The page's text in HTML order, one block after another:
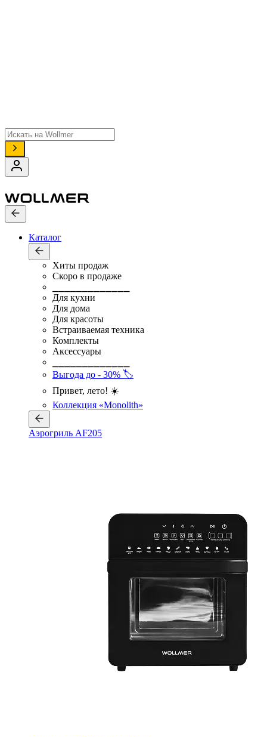
товаров
Каталог
Хиты продаж
Скоро в продаже
Для кухни
Для дома
Для красоты
Встраиваемая техника
Комплекты
Аксессуары
Выгода до - 30% 🏷️
Привет, лето! ☀️
Коллекция «Monolith»
Аэрогриль AF205